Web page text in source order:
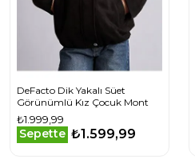
DeFacto Dik Yakalı Süet
Görünümlü Kız Çocuk Mont
₺1.999,99
Sepette ₺1.599,99